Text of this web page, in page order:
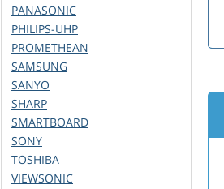
PANASONIC
PHILIPS-UHP
PROMETHEAN
SAMSUNG
SANYO
SHARP
SMARTBOARD
SONY
TOSHIBA
VIEWSONIC